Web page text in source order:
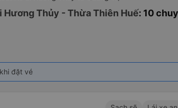
Hương Thủy - Thừa Thiên Huế: 10
đặt vé